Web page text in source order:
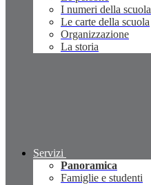
I numeri della scuola
Le carte della scuola
Organizzazione
La storia
Servizi
Panoramica
Famiglie e studenti